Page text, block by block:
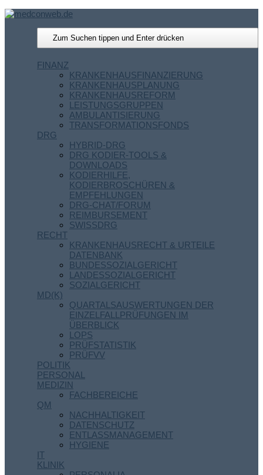
FINANZ
KRANKENHAUSFINANZIERUNG
KRANKENHAUSPLANUNG
KRANKENHAUSREFORM
LEISTUNGSGRUPPEN
AMBULANTISIERUNG
TRANSFORMATIONSFONDS
DRG
HYBRID-DRG
DRG KODIER-TOOLS &
DOWNLOADS
KODIERHILFE,
KODIERBROSCHÜREN &
EMPFEHLUNGEN
DRG-CHAT/FORUM
REIMBURSEMENT
SWISSDRG
RECHT
KRANKENHAUSRECHT & URTEILE
DATENBANK
BUNDESSOZIALGERICHT
LANDESSOZIALGERICHT
SOZIALGERICHT
MD(K)
QUARTALSAUSWERTUNGEN DER
EINZELFALLPRÜFUNGEN IM
ÜBERBLICK
LOPS
PRÜFSTATISTIK
PRÜFVV
POLITIK
PERSONAL
MEDIZIN
FACHBEREICHE
QM
NACHHALTIGKEIT
DATENSCHUTZ
ENTLASSMANAGEMENT
HYGIENE
IT
KLINIK